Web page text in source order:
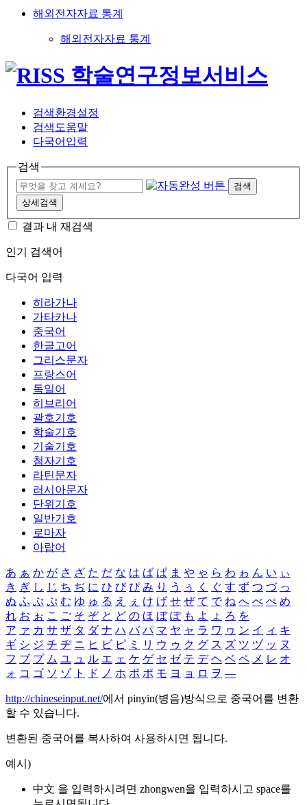
해외전자자료 통계
해외전자자료 통계
검색환경설정
검색도움말
다국어입력
검색
검색
상세검색
결과 내 재검색
인기 검색어
다국어 입력
히라가나
가타카나
중국어
한글고어
그리스문자
프랑스어
독일어
히브리어
괄호기호
학술기호
기술기호
첨자기호
라틴문자
러시아문자
단위기호
일반기호
로마자
아랍어
あ ぁ か が さ ざ た だ な は ば ぱ ま や ゃ ら わ ゎ ん い ぃ
き ぎ し じ ち ぢ に ひ び ぴ み り う ぅ く ぐ す ず つ づ っ
ぬ ふ ぶ ぷ む ゆ ゅ る え ぇ け げ せ ぜ て で ね へ べ ぺ め
れ お ぉ こ ご そ ぞ と ど の ほ ぼ ぽ も よ ょ ろ を
ア ァ カ サ ザ タ ダ ナ ハ バ パ マ ヤ ャ ラ ワ ヮ ン イ ィ キ
ギ シ ジ チ ヂ ニ ヒ ビ ピ ミ リ ウ ゥ ク グ ス ズ ツ ヅ ッ ヌ
フ ブ プ ム ユ ュ ル エ ェ ケ ゲ セ ゼ テ デ ヘ ベ ペ メ レ オ
ォ コ ゴ ソ ゾ ト ド ノ ホ ボ ポ モ ヨ ョ ロ ヲ ―
http://chineseinput.net/에서 pinyin(병음)방식으로 중국어를 변환
할 수 있습니다.
변환된 중국어를 복사하여 사용하시면 됩니다.
예시)
中文 을 입력하시려면 zhongwen을 입력하시고 space를